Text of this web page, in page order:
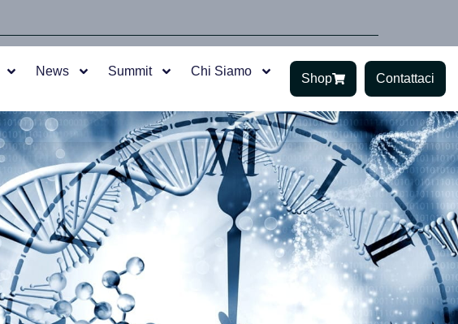
News Summit Chi Siamo
Shop Contattaci